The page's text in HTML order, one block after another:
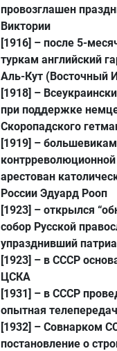
провозглашен
Виктории
[1916] – после 5-
туркам английский
Аль-Кут (Восточный
[1918] –
при поддержке
Скоропадского
[1919] –
арестован
России Эдуард Рооп
[1923] – открылся
собор Русской
упразднивший
[1923] – в СССР
ЦСКА
[1931] – в СССР
опытная
[1932] – Совнарком
постановление о